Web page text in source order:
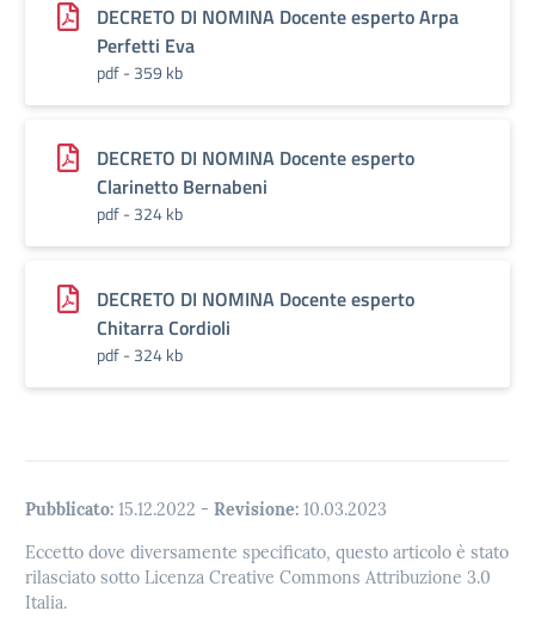
DECRETO DI NOMINA Docente esperto Arpa
Perfetti Eva
pdf - 359 kb
DECRETO DI NOMINA Docente esperto
Clarinetto Bernabeni
pdf - 324 kb
DECRETO DI NOMINA Docente esperto
Chitarra Cordioli
pdf - 324 kb
Pubblicato: 15.12.2022 - Revisione: 10.03.2023
Eccetto dove diversamente specificato, questo articolo è stato
rilasciato sotto Licenza Creative Commons Attribuzione 3.0
Italia.